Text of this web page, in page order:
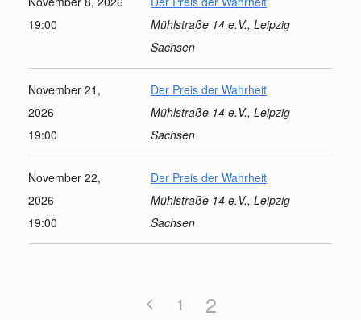
19:00
Mühlstraße 14 e.V., Leipzig
Sachsen
November 21,
2026
19:00
Der Preis der Wahrheit
Mühlstraße 14 e.V., Leipzig
Sachsen
November 22,
2026
19:00
Der Preis der Wahrheit
Mühlstraße 14 e.V., Leipzig
Sachsen
1 2